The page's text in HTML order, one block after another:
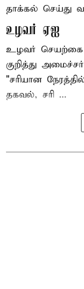
தாக்கல் செய்து
உழவர் ஏஐ
உழவர் செயற்கை
குறித்து
"சரியான
தகவல், சரி ...